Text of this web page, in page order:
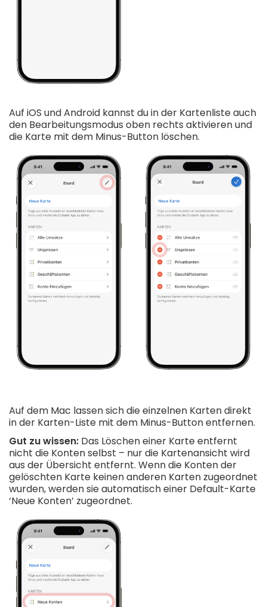
Auf iOS und Android kannst du in der Kartenliste auch
den Bearbeitungsmodus oben rechts aktivieren und
die Karte mit dem Minus-Button löschen.
Auf dem Mac lassen sich die einzelnen Karten direkt
in der Karten-Liste mit dem Minus-Button entfernen.
Gut zu wissen: Das Löschen einer Karte entfernt
nicht die Konten selbst – nur die Kartenansicht wird
aus der Übersicht entfernt. Wenn die Konten der
gelöschten Karte keinen anderen Karten zugeordnet
wurden, werden sie automatisch einer Default-Karte
‘Neue Konten’ zugeordnet.